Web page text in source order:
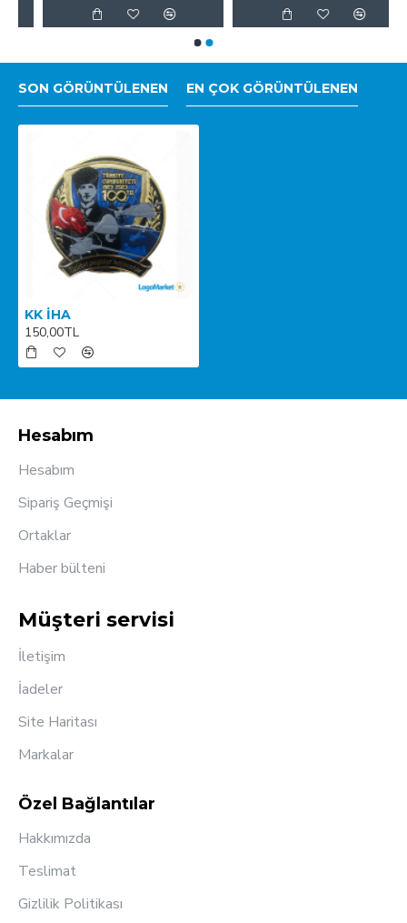
SON GÖRÜNTÜLENEN EN ÇOK GÖRÜNTÜLENEN
KK İHA
150,00TL
Hesabım
Hesabım
Sipariş Geçmişi
Ortaklar
Haber bülteni
Müşteri servisi
İletişim
İadeler
Site Haritası
Markalar
Özel Bağlantılar
Hakkımızda
Teslimat
Gizlilik Politikası